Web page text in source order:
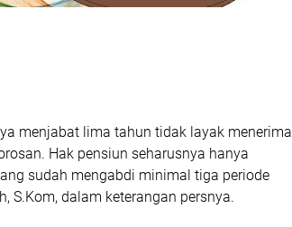
menjabat lima tahun tidak layak menerima
Hak pensiun seharusnya hanya
sudah mengabdi minimal tiga periode
S.Kom, dalam keterangan persnya.